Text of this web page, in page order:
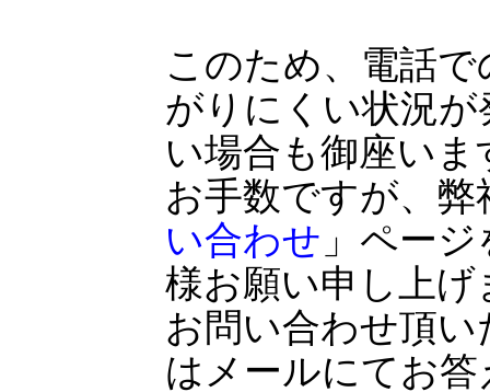
このため、電話
がりにくい状況
い場合も御座いま
お手数ですが、
い合わせ 」ペー
様お願い申し上げ
お問い合わせ頂
はメールにてお